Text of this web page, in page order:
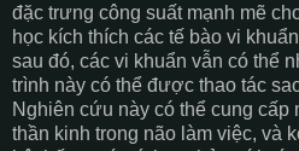
đặc trưng công suất mạnh mẽ
học kích thích các tế bào vi
sau đó, các vi khuẩn vẫn có thể
trình này có thể được thao tác
Nghiên cứu này có thể cung cấp
thần kinh trong não làm việc, và